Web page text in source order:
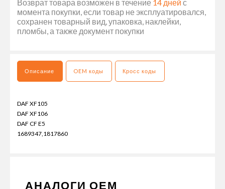
Возврат товара возможен в течение 14 дней с
момента покупки, если товар не эксплуатировался,
сохранен товарный вид, упаковка, наклейки,
пломбы, а также документ покупки
Описание OEM коды Кросс коды
DAF XF105
DAF XF106
DAF CF E5
1689347,1817860
АНАЛОГИ ОЕМ